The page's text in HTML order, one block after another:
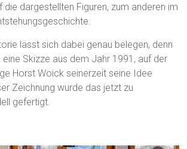
die dargestellten Figuren, zum anderen im
lässt sich dabei genau belegen, denn
Skizze aus dem Jahr 1991, auf der
Horst Woick seinerzeit seine Idee
Zeichnung wurde das jetzt zu
gefertigt.